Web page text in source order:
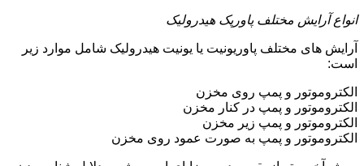
انواع آرایش مختلف پاورپک هیدرولیک
آرایش های مختلف پاوریونیت یا یونیت هیدرولیک شامل موارد زیر
است:
الکتروموتور و پمپ روی مخزن
الکتروموتور و پمپ در کنار مخزن
الکتروموتور و پمپ زیر مخزن
الکتروموتور و پمپ به صورت عمود روی مخزن